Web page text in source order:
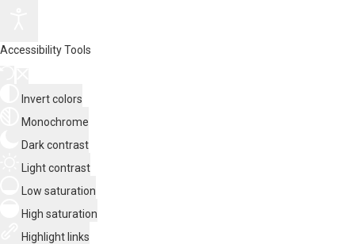
Accessibility Tools
Invert colors
Monochrome
Dark contrast
Light contrast
Low saturation
High saturation
Highlight links